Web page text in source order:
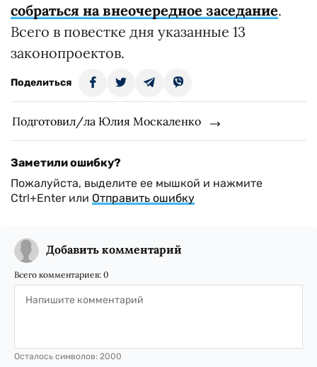
собраться на внеочередное заседание.
Всего в повестке дня указанные 13
законопроектов.
Поделиться
Подготовил/ла Юлия Москаленко
Заметили ошибку?
Пожалуйста, выделите ее мышкой и нажмите
Ctrl+Enter или Отправить ошибку
Добавить комментарий
Всего комментариев: 0
Осталось символов: 2000